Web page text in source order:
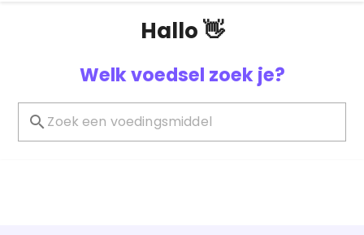
Hallo 👋
Welk voedsel zoek je?